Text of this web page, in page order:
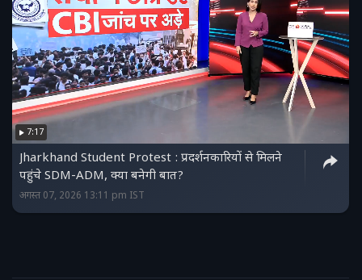
7:17
Jharkhand Student Protest : प्रदर्शनकारियों से मिलने
पहुंचे SDM-ADM, क्या बनेगी बात?
अगस्त 07, 2026 13:11 pm IST